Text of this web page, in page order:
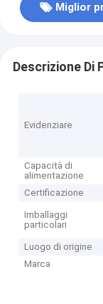
Miglior
Descrizione Di
Evidenziare
Capacità di
alimentazione
Certificazione
Imballaggi
particolari
Luogo di origine
Marca